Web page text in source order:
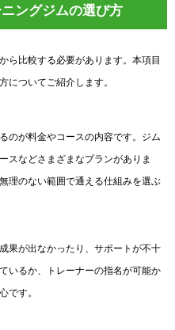
ングジムの選び方
ら比較する必要があります。本項目
についてご紹介します。
のが料金やコースの内容です。ジム
スなどさまざまなプランがありま
理のない範囲で通える仕組みを選ぶ
果が出なかったり、サポートが不十
いるか、トレーナーの指名が可能か
です。